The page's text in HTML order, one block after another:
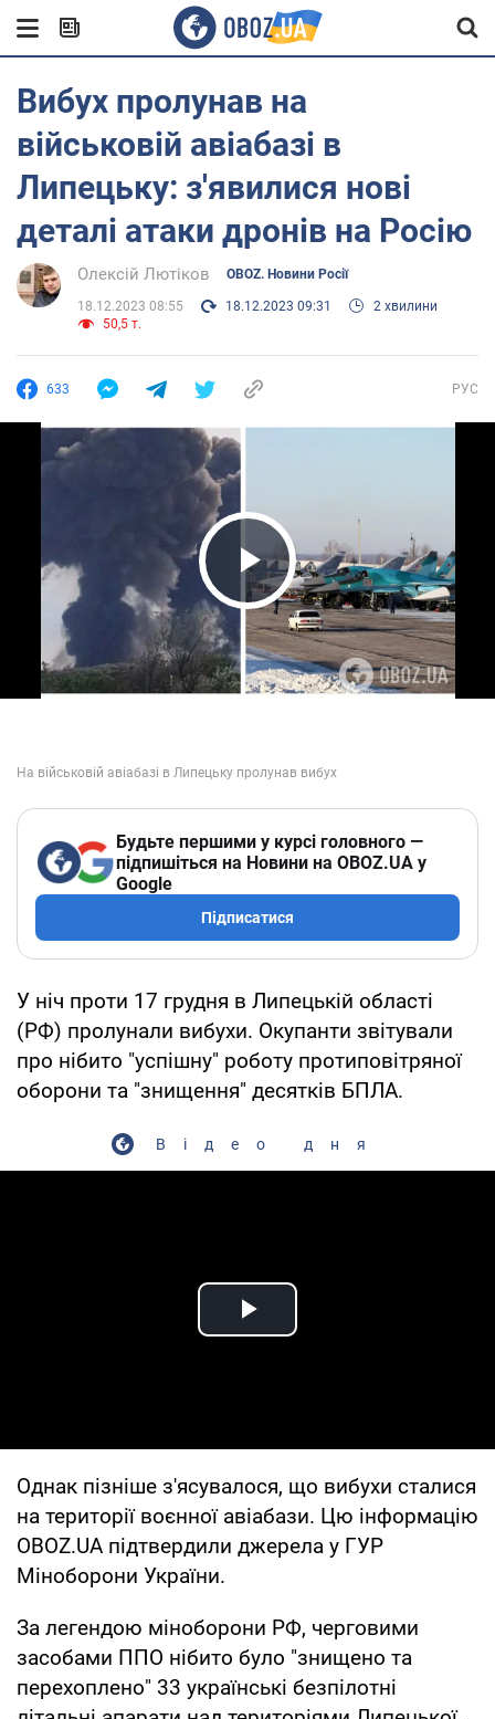
Вибух пролунав на
військовій авіабазі в
Липецьку: з'явилися нові
деталі атаки дронів на Росію
Олексій Лютіков OBOZ. Новини Росії
18.12.2023 08:55 18.12.2023 09:31
2 хвилини
50,5 т.
633 РУС
Play Video
Будьте першими у курсі головного —
підпишіться на Новини на OBOZ.UA у
Google
Підписатися
У ніч проти 17 грудня в Липецькій області
(РФ) пролунали вибухи. Окупанти звітували
про нібито "успішну" роботу протиповітряної
оборони та "знищення" десятків БПЛА.
Відео дня
Play Video
Однак пізніше з'ясувалося, що вибухи сталися
на території воєнної авіабази. Цю інформацію
OBOZ.UA підтвердили джерела у ГУР
Міноборони України.
За легендою міноборони РФ, черговими
засобами ППО нібито було "знищено та
перехоплено" 33 українські безпілотні